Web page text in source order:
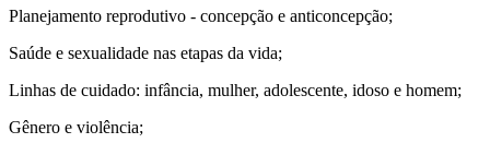
Planejamento reprodutivo - concepção e anticoncepção;
Saúde e sexualidade nas etapas da vida;
Linhas de cuidado: infância, mulher, adolescente, idoso e homem;
Gênero e violência;